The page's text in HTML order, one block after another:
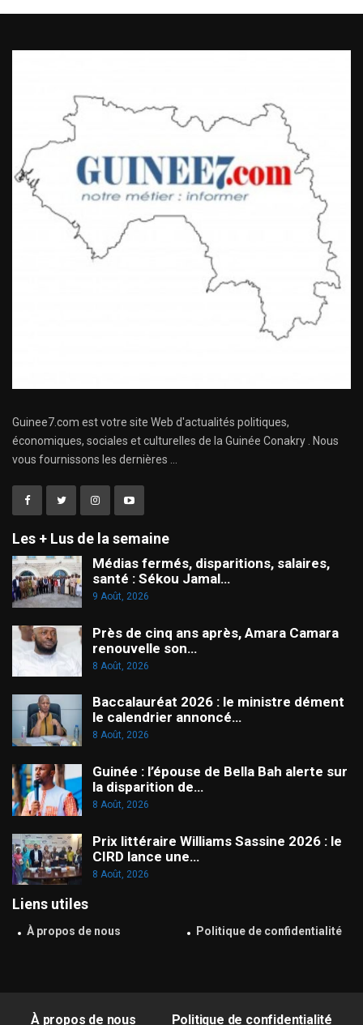
Guinee7.com est votre site Web d'actualités politiques,
économiques, sociales et culturelles de la Guinée Conakry . Nous
vous fournissons les dernières ...
Les + Lus de la semaine
Médias fermés, disparitions, salaires,
santé : Sékou Jamal…
9 Août, 2026
Près de cinq ans après, Amara Camara
renouvelle son…
8 Août, 2026
Baccalauréat 2026 : le ministre dément
le calendrier annoncé…
8 Août, 2026
Guinée : l’épouse de Bella Bah alerte sur
la disparition de…
8 Août, 2026
Prix littéraire Williams Sassine 2026 : le
CIRD lance une…
8 Août, 2026
Liens utiles
À propos de nous Politique de confidentialité
À propos de nous Politique de confidentialité